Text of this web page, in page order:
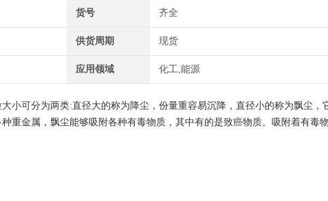
货号 齐全
供货周期 现货
应用领域 化工,能源
小可分为两类:直径大的称为降尘，份量重容易沉降，直径小的称为飘尘，
重金属，飘尘能够吸附各种有毒物质，其中有的是致癌物质。吸附着有毒